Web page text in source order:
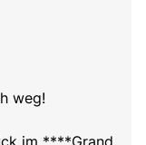
weg!
im ****Grand